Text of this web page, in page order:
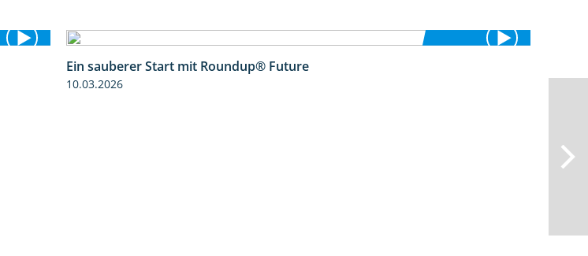
Ein sauberer Start mit Roundup® Future
10.03.2026